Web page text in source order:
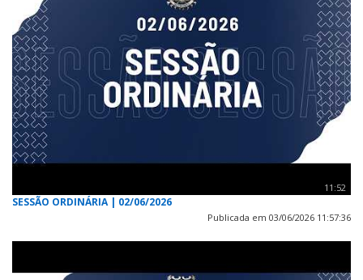
11:52
SESSÃO ORDINÁRIA | 02/06/2026
Publicada em 03/06/2026 11:57:36